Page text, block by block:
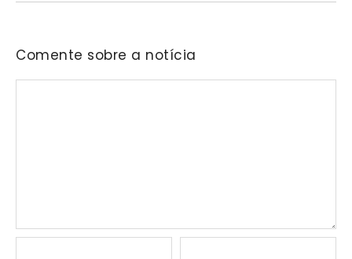
Comente sobre a notícia